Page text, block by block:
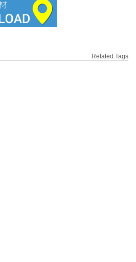
Related Tags